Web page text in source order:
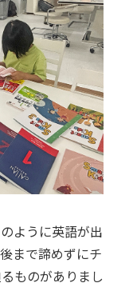
ように英語が出
まで諦めずにチ
ものがありまし